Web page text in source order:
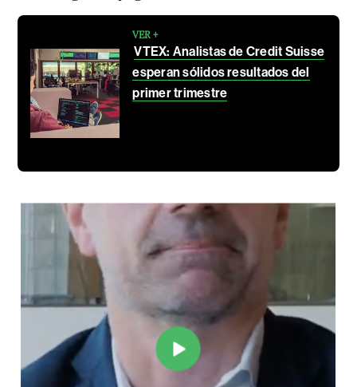
VER +
VTEX: Analistas de Credit Suisse
esperan sólidos resultados del
primer trimestre